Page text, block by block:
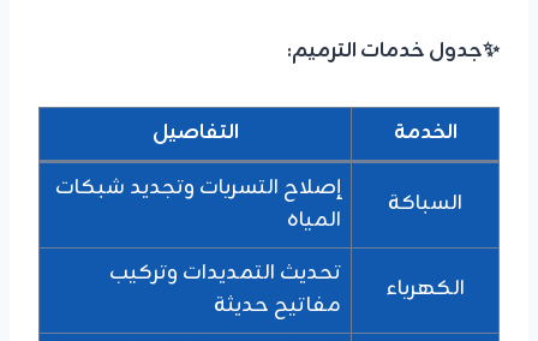
✨جدول خدمات الترميم:
الخدمة التفاصيل
السباكة
إصلاح التسربات وتجديد شبكات
المياه
الكهرباء
تحديث التمديدات وتركيب
مفاتيح حديثة